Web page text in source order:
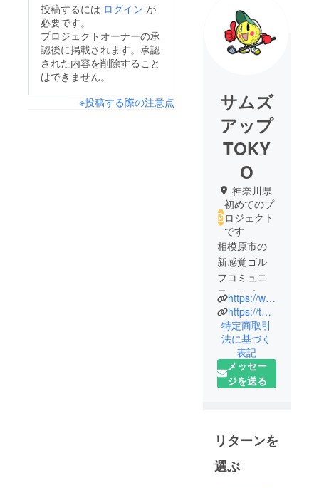
投稿するには ログイン が
必要です。
プロジェクトオーナーの承
認後に掲載されます。承認
された内容を削除すること
はできません。
※投稿する際の注意点
サムズ
アップ
TOKY
O
神奈川県
初めてのプ
ロジェクト
です
相模原市の
新感覚ゴル
フコミュニ
ティスペー
ス⛳️
大型室内練
習場・プロ
レッスン・
ボディケア
でゴルフラ
スペースレ
ンタル・イ
ベントも活
https://www.instagram.com/thumbs_up_tokyo?igsh=Y2Ztb2dweTdzZXFo&utm_source=qr
https://thumbsup-golf.com/
特定商取引
法に基づく
表記
メッセー
ジを送る
リターンを
選ぶ